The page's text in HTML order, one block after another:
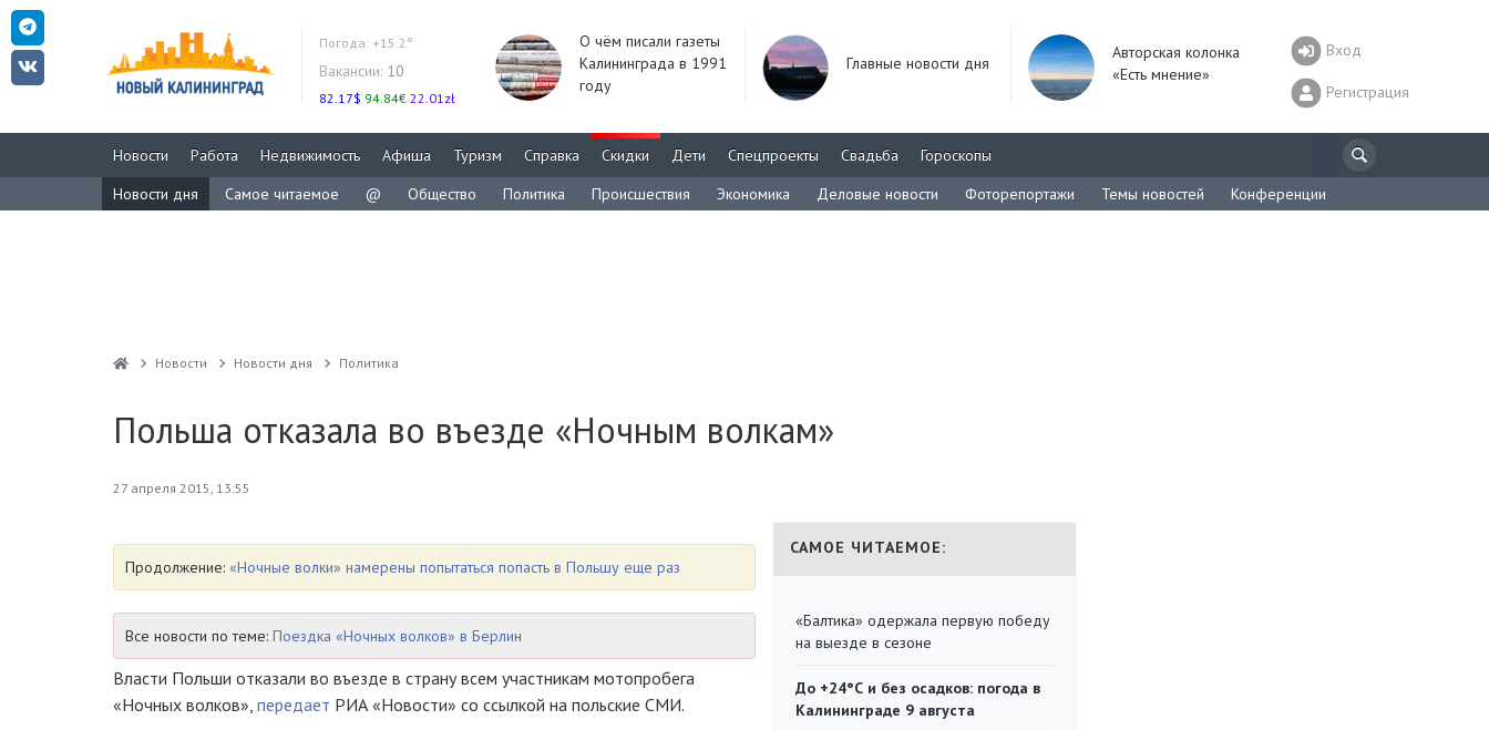
Погода: +15.2°
Вакансии: 10
82.17$ 94.84€ 22.01zł
О чём писали газеты
Калининграда в 1991
году
Главные новости дня
Авторская колонка
«Есть мнение»
Вход
Регистрация
Новости Работа Недвижимость Афиша Туризм Справка Скидки Дети Спецпроекты Свадьба
Гороскопы
Новости дня
Самое читаемое @ Общество Политика Происшествия Экономика Деловые новости Фоторепортажи Темы новостей Конференции
Новости Новости дня Политика
Польша отказала во въезде «Ночным волкам»
27 апреля 2015, 13:55
Продолжение: «Ночные волки» намерены попытаться попасть в Польшу еще раз
Все новости по теме: Поездка «Ночных волков» в Берлин
Власти Польши отказали во въезде в страну всем участникам мотопробега
«Ночных волков», передает РИА «Новости» со ссылкой на польские СМИ.
САМОЕ ЧИТАЕМОЕ:
«Балтика» одержала первую победу
на выезде в сезоне
До +24°С и без осадков: погода в
Калининграде 9 августа